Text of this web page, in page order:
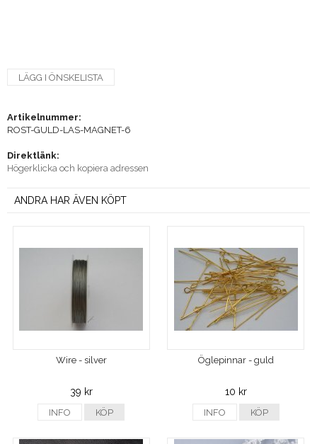
LÄGG I ÖNSKELISTA
Artikelnummer:
ROST-GULD-LAS-MAGNET-6
Direktlänk:
Högerklicka och kopiera adressen
ANDRA HAR ÄVEN KÖPT
Wire - silver
39 kr
INFO KÖP
Öglepinnar - guld
10 kr
INFO KÖP